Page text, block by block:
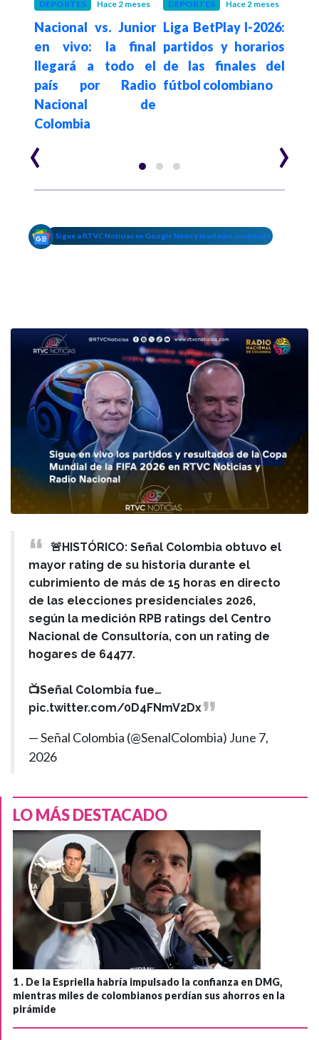
DEPORTES Hace 2 meses
Nacional vs. Junior
en vivo: la final
llegará a todo el
país por Radio
Nacional de
Colombia
DEPORTES Hace 2 meses
Liga BetPlay I-2026:
partidos y horarios
de las finales del
fútbol colombiano
‹ ›
Sigue a RTVC Noticias en Google News y mantente conectado
🚨HISTÓRICO: Señal Colombia obtuvo el
mayor rating de su historia durante el
cubrimiento de más de 15 horas en directo
de las elecciones presidenciales 2026,
según la medición RPB ratings del Centro
Nacional de Consultoría, con un rating de
hogares de 64477.
📺Señal Colombia fue…
pic.twitter.com/0D4FNmV2Dx
— Señal Colombia (@SenalColombia) June 7,
2026
LO MÁS DESTACADO
1 . De la Espriella habría impulsado la confianza en DMG,
mientras miles de colombianos perdían sus ahorros en la
pirámide